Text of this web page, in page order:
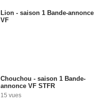
Lion - saison 1 Bande-annonce
VF
Chouchou - saison 1 Bande-
annonce VF STFR
15 vues